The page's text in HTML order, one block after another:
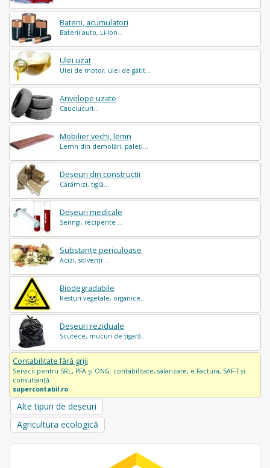
Baterii, acumulatori
Baterii auto, Li-Ion...
Ulei uzat
Ulei de motor, ulei de gătit...
Anvelope uzate
Cauciucuri...
Mobilier vechi, lemn
Lemn din demolări, paleți...
Deșeuri din construcții
Cărămizi, tiglă...
Deșeuri medicale
Seringi, recipente ...
Substanțe periculoase
Acizi, solvenți ...
Biodegradabile
Resturi vegetale, organice..
Deșeuri reziduale
Scutece, mucuri de țigară..
Contabilitate fără griji
Servicii pentru SRL, PFA și ONG: contabilitate, salarizare, e-Factura, SAF-T și
consultanță.
supercontabil.ro
Alte tipuri de deșeuri
Agricultura ecologică